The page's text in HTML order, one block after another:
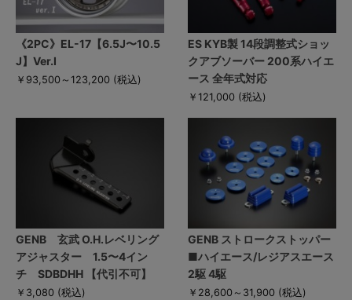
《2PC》EL-17【6.5J〜10.5
J】Ver.I
￥93,500～123,200 (税込)
ES KYB製 14段調整式ショッ
クアブソーバー 200系ハイエ
ース 全年式対応
￥121,000 (税込)
GENB 玄武 O.H.レベリング
アジャスター 1.5〜4イン
チ SDBDHH 【代引不可】
￥3,080 (税込)
GENB ストロークストッパー
■ハイエース/レジアスエース
2駆 4駆
￥28,600～31,900 (税込)